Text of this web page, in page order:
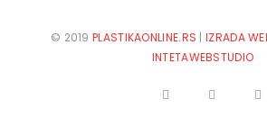
© 2019PLASTIKAONLINE.RS |IZRADA
INTETAWEBSTUDIO